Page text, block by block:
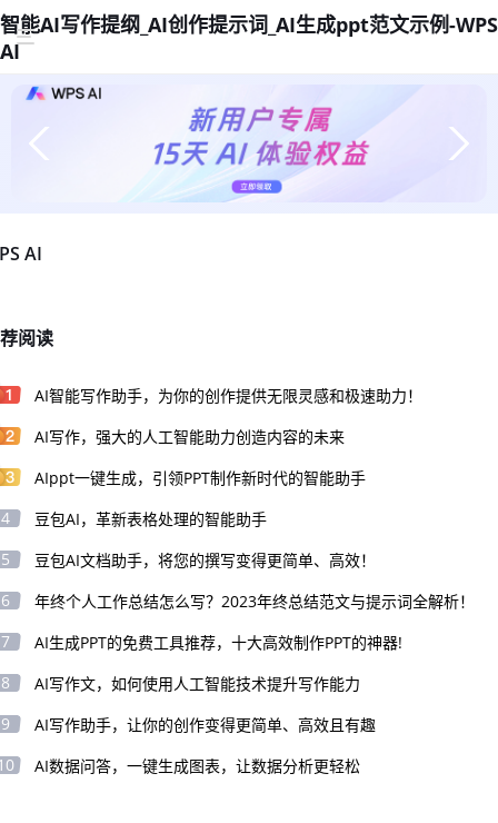
智能AI写作提纲_AI创作提示词_AI生成ppt范文示例-WPS
AI
AI
阅读
AI智能写作助手，为你的创作提供无限灵感和极速助力！
AI写作，强大的人工智能助力创造内容的未来
AIppt一键生成，引领PPT制作新时代的智能助手
4
豆包AI，革新表格处理的智能助手
5
豆包AI文档助手，将您的撰写变得更简单、高效！
6
年终个人工作总结怎么写？2023年终总结范文与提示词全解析！
7
AI生成PPT的免费工具推荐，十大高效制作PPT的神器!
8
AI写作文，如何使用人工智能技术提升写作能力
9
AI写作助手，让你的创作变得更简单、高效且有趣
AI数据问答，一键生成图表，让数据分析更轻松